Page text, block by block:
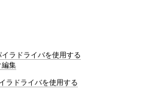
イラドライバを使用する
編集
ラドライバを使用する